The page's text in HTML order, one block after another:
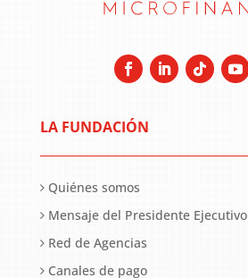
LA FUNDACIÓN
Quiénes somos
Mensaje del Presidente Ejecutivo
Red de Agencias
Canales de pago